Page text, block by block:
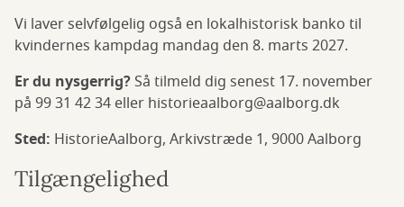
Vi laver selvfølgelig også en lokalhistorisk banko til
kvindernes kampdag mandag den 8. marts 2027.
Er du nysgerrig? Så tilmeld dig senest 17. november
på 99 31 42 34 eller historieaalborg@aalborg.dk
Sted: HistorieAalborg, Arkivstræde 1, 9000 Aalborg
Tilgængelighed